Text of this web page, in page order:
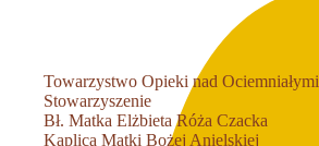
Towarzystwo Opieki nad Ociemniałymi
Stowarzyszenie
Bł. Matka Elżbieta Róża Czacka
Kaplica Matki Bożej Anielskiej